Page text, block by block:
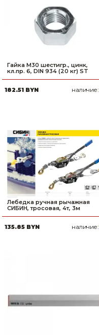
Гайка М30 шестигр., цинк,
кл.пр. 6, DIN 934 (20 кг) ST
182.51 BYN наличие:
Лебедка ручная рычажная
СИБИН, тросовая, 4т, 3м
135.85 BYN наличие: